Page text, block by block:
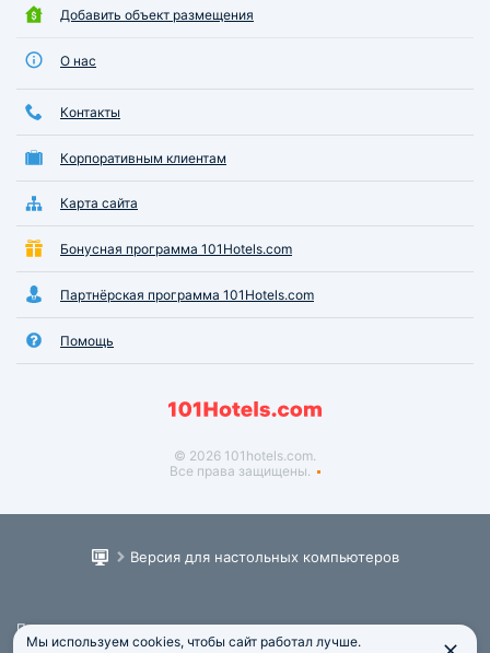
Добавить объект размещения
О нас
Контакты
Корпоративным клиентам
Карта сайта
Бонусная программа 101Hotels.com
Партнёрская программа 101Hotels.com
Помощь
© 2026 101hotels.com.
Все права защищены.
Версия для настольных компьютеров
Пользовательское соглашение
Юридическая информация
Мы используем cookies, чтобы сайт работал лучше.